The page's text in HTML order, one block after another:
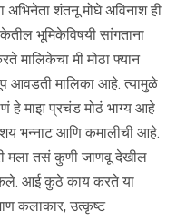
शंतनू मोघे अविनाश ही
भूमिकेविषयी सांगताना
मालिकेचा मी मोठा फ्यान
आवडती मालिका आहे. त्यामुळे
हे माझ प्रचंड मोठं भाग्य आहे
भन्नाट आणि कमालीची आहे.
मला तसं कुणी जाणवू देखील
केले. आई कुठे काय करते या
कलाकार, उत्कृष्ट